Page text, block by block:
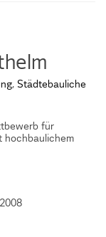
, Städtebauliche
für
hochbaulichem